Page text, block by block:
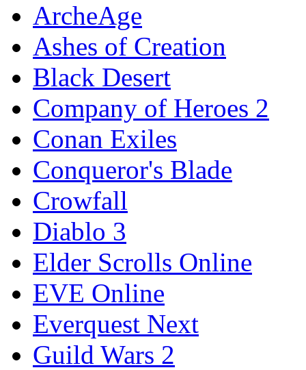
ArcheAge
Ashes of Creation
Black Desert
Company of Heroes 2
Conan Exiles
Conqueror's Blade
Crowfall
Diablo 3
Elder Scrolls Online
EVE Online
Everquest Next
Guild Wars 2